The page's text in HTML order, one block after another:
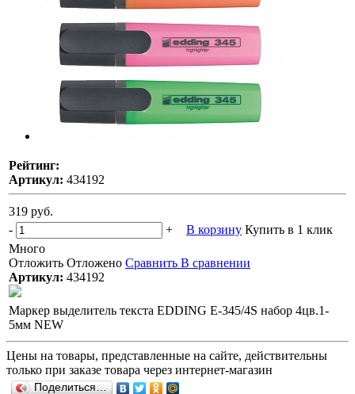
Рейтинг:
Артикул: 434192
319 руб.
-
+ В корзину Купить в 1 клик
Много
Отложить Отложено Сравнить В сравнении
Артикул: 434192
Маркер выделитель текста EDDING E-345/4S набор 4цв.1-
5мм NEW
Цены на товары, представленные на сайте, действительны
только при заказе товара через интернет-магазин
Поделиться…